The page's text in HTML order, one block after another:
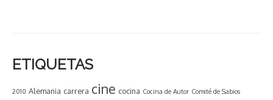
ETIQUETAS
2010 Alemania carrera cine cocina Cocina de Autor Comité de Sabios